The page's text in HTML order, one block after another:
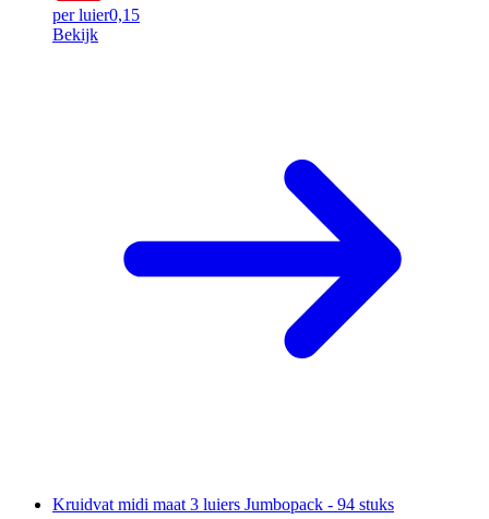
per luier0,15
Bekijk
Kruidvat midi maat 3 luiers Jumbopack - 94 stuks